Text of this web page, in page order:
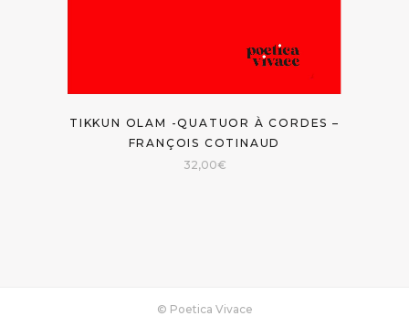
TIKKUN OLAM -QUATUOR À CORDES –
FRANÇOIS COTINAUD
32,00€
© Poetica Vivace